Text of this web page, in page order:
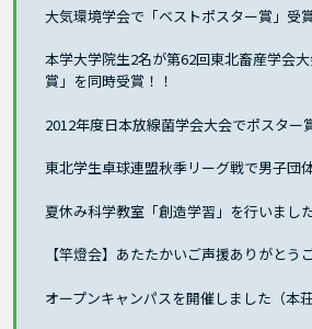
大気環境学会で「ベストポスター賞」受
本学大学院生2名が第62回東北畜産学会
賞」を同時受賞！！
2012年度日本放線菌学会大会でポスター
東北学生卓球連盟秋季リーグ戦で男子団
夏休み科学教室「創造学習」を行いまし
【竿燈会】あたたかいご声援ありがとう
オープンキャンパスを開催しました（本